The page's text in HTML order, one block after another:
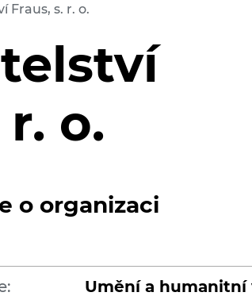
Fraus, s. r. o.
o.
o organizaci
Umění a humanitní